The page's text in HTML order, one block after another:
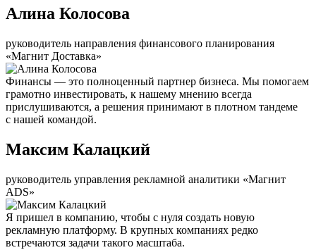
Алина Колосова
руководитель направления финансового планирования
«Магнит Доставка»
Финансы — это полноценный партнер бизнеса. Мы помогаем
грамотно инвестировать, к нашему мнению всегда
прислушиваются, а решения принимают в плотном тандеме
с нашей командой.
Максим Калацкий
руководитель управления рекламной аналитики «Магнит
ADS»
Я пришел в компанию, чтобы с нуля создать новую
рекламную платформу. В крупных компаниях редко
встречаются задачи такого масштаба.